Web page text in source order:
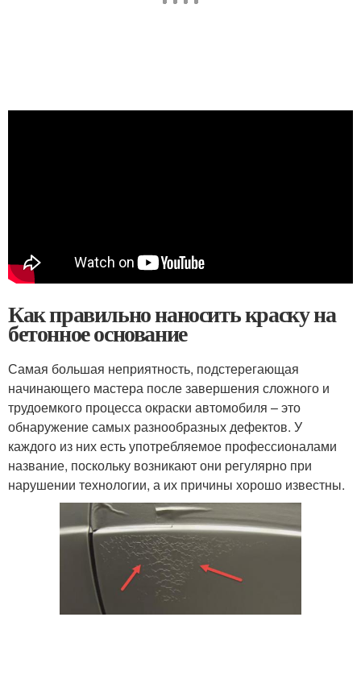
Как правильно наносить краску на
бетонное основание
Самая большая неприятность, подстерегающая
начинающего мастера после завершения сложного и
трудоемкого процесса окраски автомобиля – это
обнаружение самых разнообразных дефектов. У
каждого из них есть употребляемое профессионалами
название, поскольку возникают они регулярно при
нарушении технологии, а их причины хорошо известны.